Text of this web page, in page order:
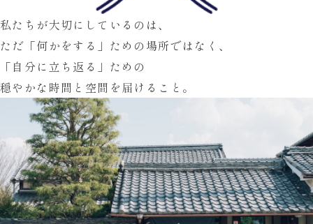
私たちが大切にしているのは、
ただ「何かをする」ための場所ではなく、
「自分に立ち返る」ための
穏やかな時間と空間 を届けること。